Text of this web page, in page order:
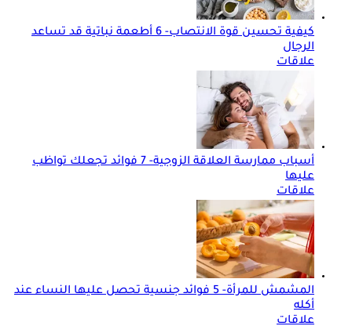
كيفية تحسين قوة الانتصاب- 6 أطعمة نباتية قد تساعد
الرجال
علاقات
أسباب ممارسة العلاقة الزوجية- 7 فوائد تجعلك تواظب
عليها
علاقات
المشمش للمرأة- 5 فوائد جنسية تحصل عليها النساء عند
أكله
علاقات